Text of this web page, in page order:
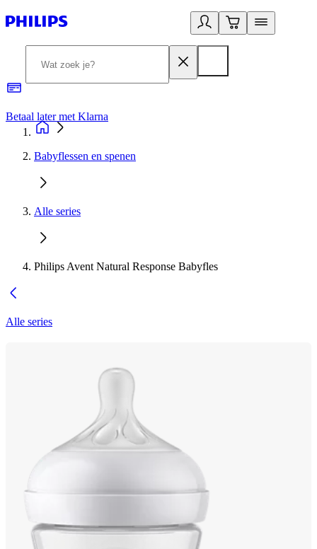
Betaal later met Klarna
Babyflessen en spenen
Alle series
Philips Avent Natural Response Babyfles
Alle series